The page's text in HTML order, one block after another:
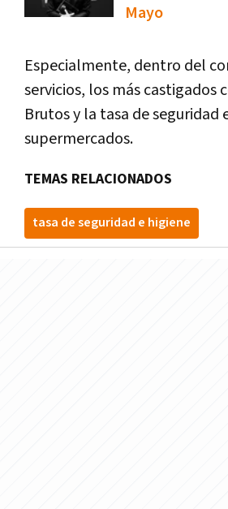
Mayo
Especialmente, dentro del
servicios, los más castigados
Brutos y la tasa de seguridad
supermercados.
TEMAS RELACIONADOS
tasa de seguridad e higiene